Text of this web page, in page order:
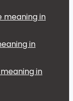
meaning in
in
meaning in